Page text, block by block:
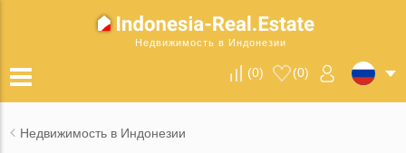
Недвижимость в Индонезии
(0) (0)
Недвижимость в Индонезии